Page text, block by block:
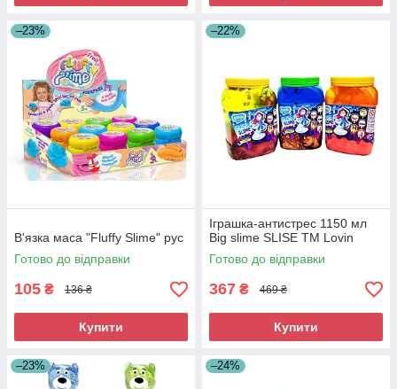
–23%
В'язка маса "Fluffy Slime" рус
Готово до відправки
105 ₴ 136 ₴
Купити
–22%
Іграшка-антистрес 1150 мл
Big slime SLISE ТМ Lovin
Готово до відправки
367 ₴ 469 ₴
Купити
–23% –24%